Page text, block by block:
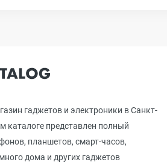
гаджетов и электроники в Санкт-
каталоге представлен полный
планшетов, смарт-часов,
дома и других гаджетов